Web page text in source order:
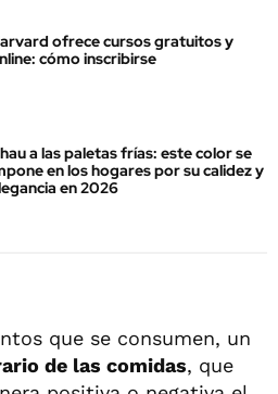
ofrece cursos gratuitos y
cómo inscribirse
a las paletas frías: este color se
en los hogares por su calidez y
en 2026
que se consumen, un
de las comidas, que